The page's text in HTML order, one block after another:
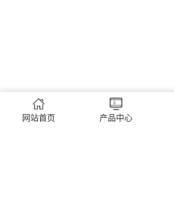
网站首页 产品中心